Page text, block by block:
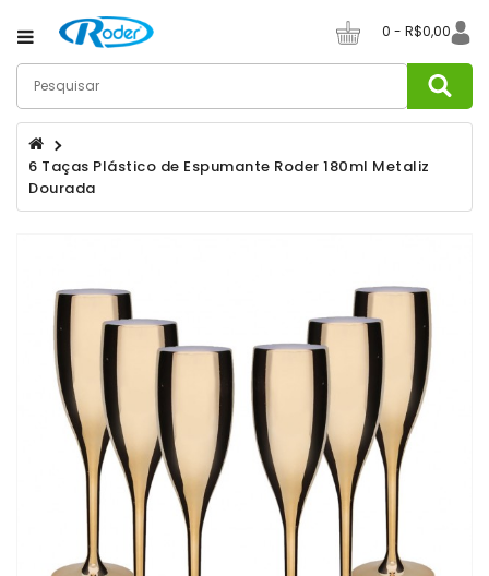
0 - R$0,00
Category
De
Café
Canecos
De
Champanheiras
Copos
Copos
Long
Copos
Multiuso
Copos
Shot
6 Taças Plástico de Espumante Roder 180ml Metaliz
Dourada